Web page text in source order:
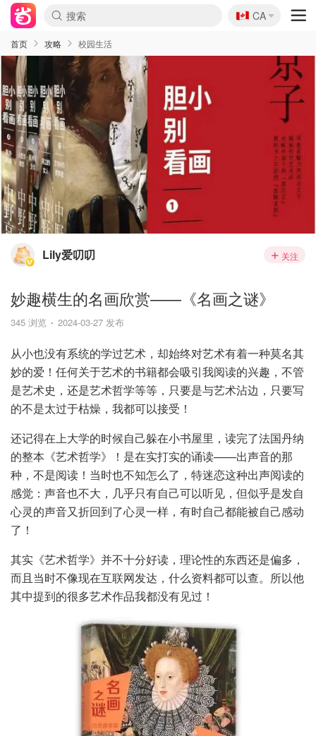
🇨🇦
CA
首页 攻略 校园生活
Lily爱叨叨 关注
妙趣横生的名画欣赏——《名画之谜》
345 浏览 2024-03-27 发布
从小也没有系统的学过艺术，却始终对艺术有着一种莫名其
妙的爱！任何关于艺术的书籍都会吸引我阅读的兴趣，不管
是艺术史，还是艺术哲学等等，只要是与艺术沾边，只要写
的不是太过于枯燥，我都可以接受！
还记得在上大学的时候自己躲在小书屋里，读完了法国丹纳
的整本《艺术哲学》！是在实打实的诵读——出声音的那
种，不是阅读！当时也不知怎么了，特迷恋这种出声阅读的
感觉：声音也不大，几乎只有自己可以听见，但似乎是发自
心灵的声音又折回到了心灵一样，有时自己都能被自己感动
了！
其实《艺术哲学》并不十分好读，理论性的东西还是偏多，
而且当时不像现在互联网发达，什么资料都可以查。所以他
其中提到的很多艺术作品我都没有见过！